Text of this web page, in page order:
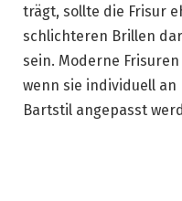
trägt, sollte die Frisur
schlichteren Brillen
sein. Moderne
wenn sie individuell an
Bartstil angepasst